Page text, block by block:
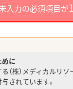
入力の必須項目が
に
（株）メディカルリ
されています。